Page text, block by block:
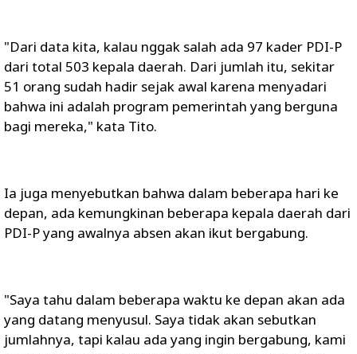
"Dari data kita, kalau nggak salah ada 97 kader PDI-P
dari total 503 kepala daerah. Dari jumlah itu, sekitar
51 orang sudah hadir sejak awal karena menyadari
bahwa ini adalah program pemerintah yang berguna
bagi mereka," kata Tito.
Ia juga menyebutkan bahwa dalam beberapa hari ke
depan, ada kemungkinan beberapa kepala daerah dari
PDI-P yang awalnya absen akan ikut bergabung.
"Saya tahu dalam beberapa waktu ke depan akan ada
yang datang menyusul. Saya tidak akan sebutkan
jumlahnya, tapi kalau ada yang ingin bergabung, kami